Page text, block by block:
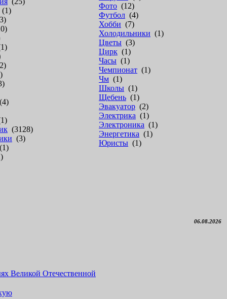
(1)
(4)
(3128)
(3)
(1)
Фото (12)
Футбол (4)
Хобби (7)
Холодильники (1)
Цветы (3)
Цирк (1)
Часы (1)
Чемпионат (1)
Чм (1)
Школы (1)
Щебень (1)
Эвакуатор (2)
Электрика (1)
Электроника (1)
Энергетика (1)
Юристы (1)
06.08.2026
Великой Отечественной